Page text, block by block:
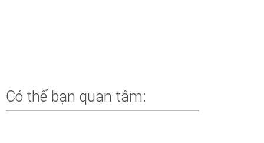
Có thể bạn quan tâm: